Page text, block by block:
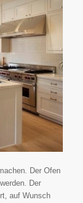
Der Ofen
Der
auf Wunsch